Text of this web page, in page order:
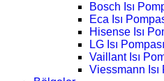
Bosch Isı
Eca Isı
Hisense Isı
LG Isı
Vaillant Isı
Viessmann Isı